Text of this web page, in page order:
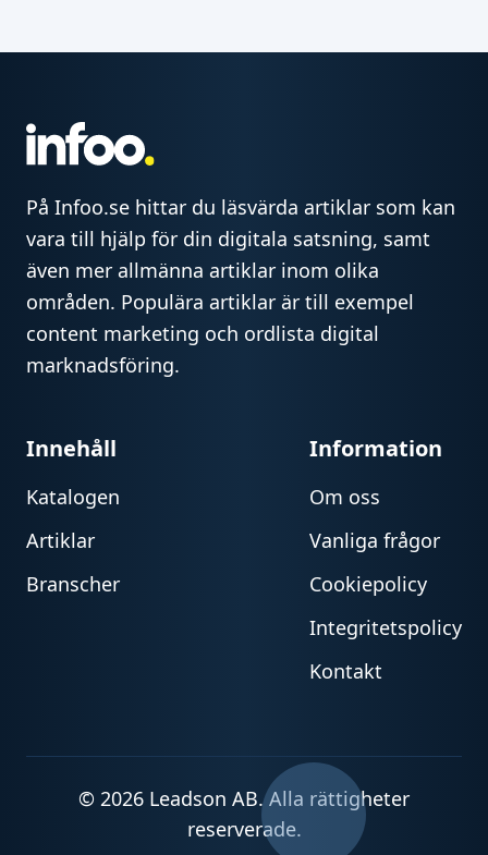
På Infoo.se hittar du läsvärda artiklar som kan
vara till hjälp för din digitala satsning, samt
även mer allmänna artiklar inom olika
områden. Populära artiklar är till exempel
content marketing och ordlista digital
marknadsföring.
Innehåll
Katalogen
Artiklar
Branscher
Information
Om oss
Vanliga frågor
Cookiepolicy
Integritetspolicy
Kontakt
© 2026 Leadson AB. Alla rättigheter
reserverade.